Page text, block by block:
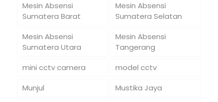
Mesin Absensi
Sumatera Barat
Mesin Absensi
Sumatera Selatan
Mesin Absensi
Sumatera Utara
Mesin Absensi
Tangerang
mini cctv camera
model cctv
Munjul
Mustika Jaya